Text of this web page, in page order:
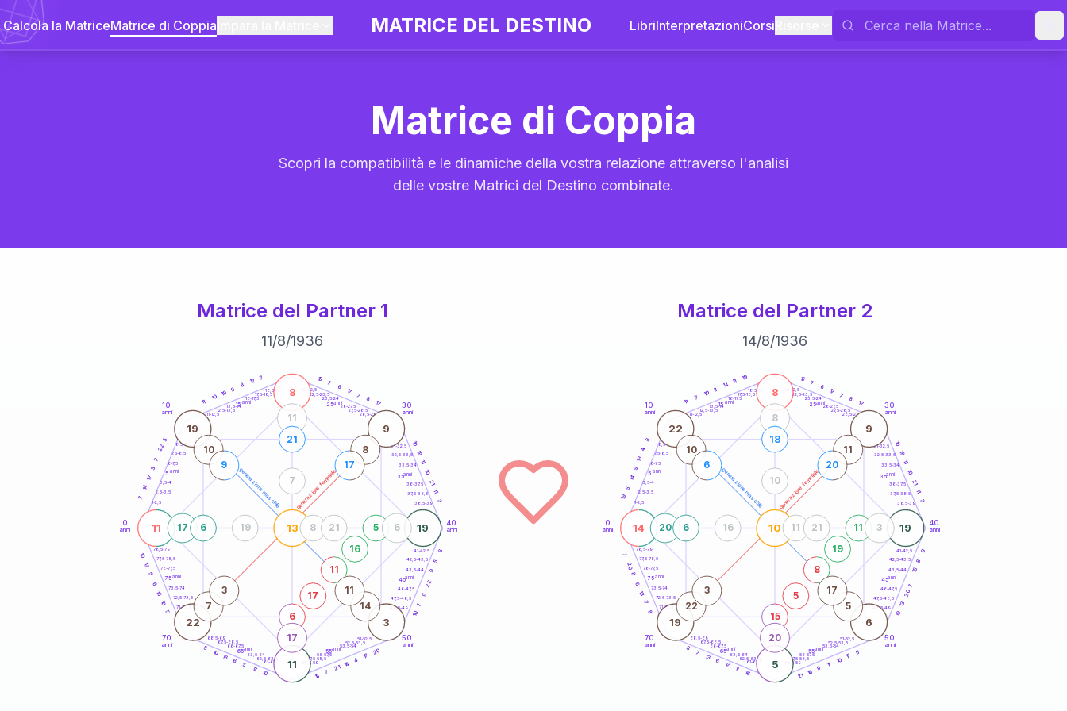
Calcola la MatriceMatrice di Coppia MATRICE DEL DESTINO LibriInterpretazioniCorsi
Matrice di Coppia
Scopri la compatibilità e le dinamiche della vostra relazione attraverso l'analisi
delle vostre Matrici del Destino combinate.
Matrice del Partner 1
11/8/1936
generazione maschile generazione femminile
0
anni
10
anni
30
anni
40
anni
50
anni
70
anni
1-2,5
2,5-3,5
3,5-4
6-7,5
7,5-8,5
8,5-9
11-12,5
12,5-13,5
13,5-14
16-17,5
17,5-18,5
18,5-19
21-22,5
22,5-23,5
23,5-24
26-27,5
27,5-28,5
28,5-29
31-32,5
32,5-33,5
33,5-34
36-37,5
37,5-38,5
38,5-39
41-42,5
42,5-43,5
43,5-44
46-47,5
47,5-48,5
48,5-49
51-52,5
52,5-53,5
53,5-54
56-57,5
57,5-58,5
58,5-59
61-62,5
62,5-63,5
63,5-64
66-67,5
67,5-68,5
68,5-69
71-72,5
72,5-73,5
73,5-74
76-77,5
77,5-78,5
78,5-79
7
14
17
3
7
22
5
11
10
19
9
8 17 7 15
7
6
17
7
8
17
10
19
11
10
21
11
3
6
5
9
22
11
7
10
20
17
4
14
21
7
18
10
17
5
6
16
10
5
5
10
16
6
5
17
10
11
8
19
11
13
19 9
22 3
6
17
11
16
5
17
11
6
17
6
21
8 21
19
7
10
9
8
17
7
3
14
11
5 anni
15 anni 25anni
35anni
45anni
55anni
65anni
75anni
Matrice del Partner 2
14/8/1936
generazione maschile generazione femminile
0
anni
10
anni
30
anni
40
anni
50
anni
70
anni
1-2,5
2,5-3,5
3,5-4
6-7,5
7,5-8,5
8,5-9
11-12,5
12,5-13,5
13,5-14
16-17,5
17,5-18,5
18,5-19
21-22,5
22,5-23,5
23,5-24
26-27,5
27,5-28,5
28,5-29
31-32,5
32,5-33,5
33,5-34
36-37,5
37,5-38,5
38,5-39
41-42,5
42,5-43,5
43,5-44
46-47,5
47,5-48,5
48,5-49
51-52,5
52,5-53,5
53,5-54
56-57,5
57,5-58,5
58,5-59
61-62,5
62,5-63,5
63,5-64
66-67,5
67,5-68,5
68,5-69
71-72,5
72,5-73,5
73,5-74
76-77,5
77,5-78,5
78,5-79
19
5
14
9
13
4
8
11
7
10
3
14 11
19 15
7
6
17
7
8
17
10
19
11
10
21
11
3
9
8
15
7
20
13
19
5
17
10
11
9
16
21
16
11
17
6
13
7
8
8
7
13
6
8
20
7
14
8
19
5
10
22 9
19 6
15
5
8
19
11
20
8
3
20
6
18
11 21
16
10
10
6
11
20
22
3
5
17
5 anni
15 anni 25anni
35anni
45anni
55anni
65anni
75anni